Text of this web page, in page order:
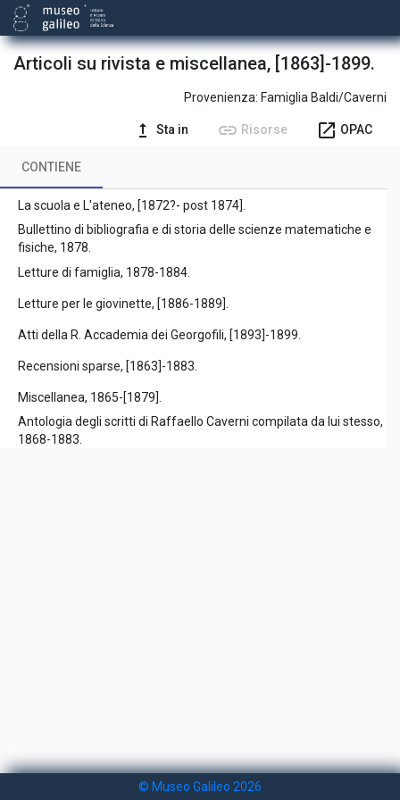
Articoli su rivista e miscellanea, [1863]-1899.
Provenienza: Famiglia Baldi/Caverni
upgrade Sta in link Risorse open_in_new OPAC
CONTIENE
La scuola e L'ateneo, [1872?- post 1874].
Bullettino di bibliografia e di storia delle scienze matematiche e
fisiche, 1878.
Letture di famiglia, 1878-1884.
Letture per le giovinette, [1886-1889].
Atti della R. Accademia dei Georgofili, [1893]-1899.
Recensioni sparse, [1863]-1883.
Miscellanea, 1865-[1879].
Antologia degli scritti di Raffaello Caverni compilata da lui stesso,
1868-1883.
© Museo Galileo 2026